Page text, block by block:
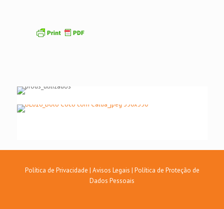
Política de Privacidade | Avisos Legais | Política de Proteção de
Dados Pessoais